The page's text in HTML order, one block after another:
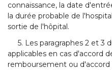
connaissance, la date
la durée probable de
sortie de l'hôpital.
5. Les paragraphes 2 et 3
applicables en cas d'accord
remboursement ou